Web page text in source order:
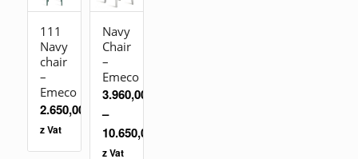
111
Navy
chair
–
Emeco
2.650,00
z Vat
Navy
Chair
–
Emeco
3.960,00
–
10.650,00
z Vat